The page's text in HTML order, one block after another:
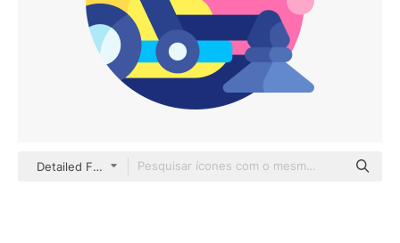
Detailed Flat Circular Flat